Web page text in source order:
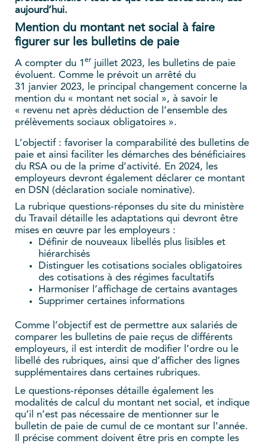
aujourd’hui.
Mention du montant net social à faire
figurer sur les bulletins de paie
A compter du 1 er juillet 2023, les bulletins de paie
évoluent. Comme le prévoit un arrêté du
31 janvier 2023, le principal changement concerne la
mention du « montant net social », à savoir le
« revenu net après déduction de l’ensemble des
prélèvements sociaux obligatoires ».
L’objectif : favoriser la comparabilité des bulletins de
paie et ainsi faciliter les démarches des bénéficiaires
du RSA ou de la prime d’activité. En 2024, les
employeurs devront également déclarer ce montant
en DSN (déclaration sociale nominative).
La rubrique questions-réponses du site du ministère
du Travail détaille les adaptations qui devront être
mises en œuvre par les employeurs :
Définir de nouveaux libellés plus lisibles et
hiérarchisés
Distinguer les cotisations sociales obligatoires
des cotisations à des régimes facultatifs
Harmoniser l’affichage de certains avantages
Supprimer certaines informations
Comme l’objectif est de permettre aux salariés de
comparer les bulletins de paie reçus de différents
employeurs, il est interdit de modifier l’ordre ou le
libellé des rubriques, ainsi que d’afficher des lignes
supplémentaires dans certaines rubriques.
Le questions-réponses détaille également les
modalités de calcul du montant net social, et indique
qu’il n’est pas nécessaire de mentionner sur le
bulletin de paie de cumul de ce montant sur l’année.
Il précise comment doivent être pris en compte les